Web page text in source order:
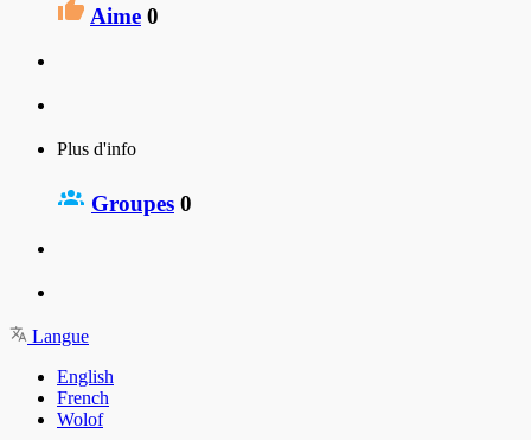
Aime 0
Plus d'info
Groupes 0
Langue
English
French
Wolof